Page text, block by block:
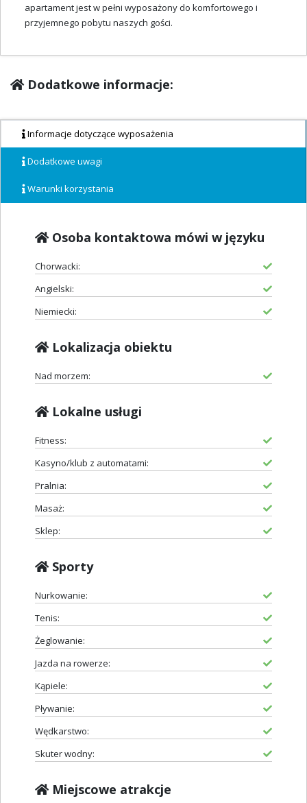
apartament jest w pełni wyposażony do komfortowego i
przyjemnego pobytu naszych gości.
Dodatkowe informacje:
Informacje dotyczące wyposażenia
Dodatkowe uwagi
Warunki korzystania
Osoba kontaktowa mówi w języku
Chorwacki:
Angielski:
Niemiecki:
Lokalizacja obiektu
Nad morzem:
Lokalne usługi
Fitness:
Kasyno/klub z automatami:
Pralnia:
Masaż:
Sklep:
Sporty
Nurkowanie:
Tenis:
Żeglowanie:
Jazda na rowerze:
Kąpiele:
Pływanie:
Wędkarstwo:
Skuter wodny:
Miejscowe atrakcje